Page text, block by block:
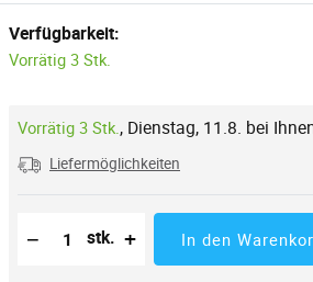
Verfügbarkeit:
Vorrätig 3 Stk.
Vorrätig 3 Stk., Dienstag, 11.8. bei
Liefermöglichkeiten
−
Reduzierung der Menge
Anzahl der Stücke
stk. + In den